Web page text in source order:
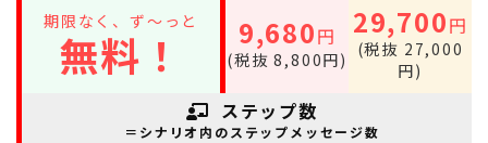
期限なく、ず～っと
無料！ 9,680円
(税抜 8,800円)
29,700円
(税抜 27,000
円)
ステップ数
＝シナリオ内のステップメッセージ数